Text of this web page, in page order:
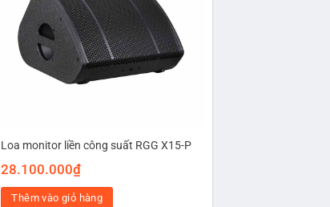
Loa monitor liền công suất RGG X15-P
28.100.000₫
Thêm vào giỏ hàng